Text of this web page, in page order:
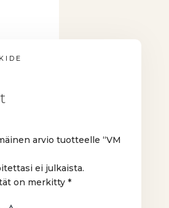
arvio tuotteelle “VM
ei julkaista.
on merkitty*